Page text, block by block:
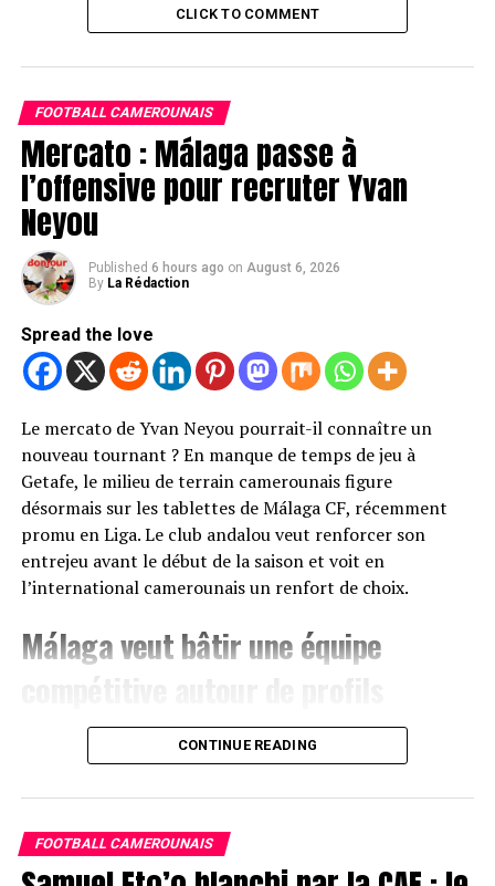
CLICK TO COMMENT
FOOTBALL CAMEROUNAIS
Mercato : Málaga passe à
l’offensive pour recruter Yvan
Neyou
Published 6 hours ago on August 6, 2026
By La Rédaction
Spread the love
Le mercato de Yvan Neyou pourrait-il connaître un
nouveau tournant ? En manque de temps de jeu à
Getafe, le milieu de terrain camerounais figure
désormais sur les tablettes de Málaga CF, récemment
promu en Liga. Le club andalou veut renforcer son
entrejeu avant le début de la saison et voit en
l’international camerounais un renfort de choix.
Málaga veut bâtir une équipe
expérimentés
Málaga CF s’active sur le marché des transferts.
L’objectif est clair : recruter des joueurs capables
d’apporter immédiatement de l’expérience et de la
CONTINUE READING
FOOTBALL CAMEROUNAIS